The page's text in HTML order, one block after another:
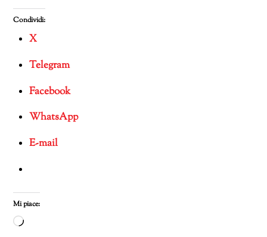
Condividi:
X
Telegram
Facebook
WhatsApp
E-mail
Mi piace:
Caricamento